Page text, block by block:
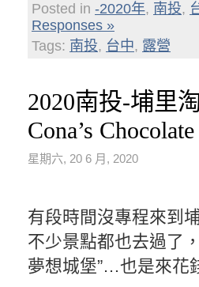
Posted in -2020年, 南投,
Responses »
Tags: 南投, 台中, 露營
2020南投-埔里
Cona’s
星期六, 20 6 月, 2020
有段時間沒專程來到
不少景點都也去過了
夢想城堡”…也是來花